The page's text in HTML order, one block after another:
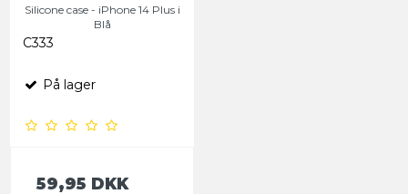
Silicone case - iPhone 14 Plus i
Blå
C333
På lager
59,95 DKK